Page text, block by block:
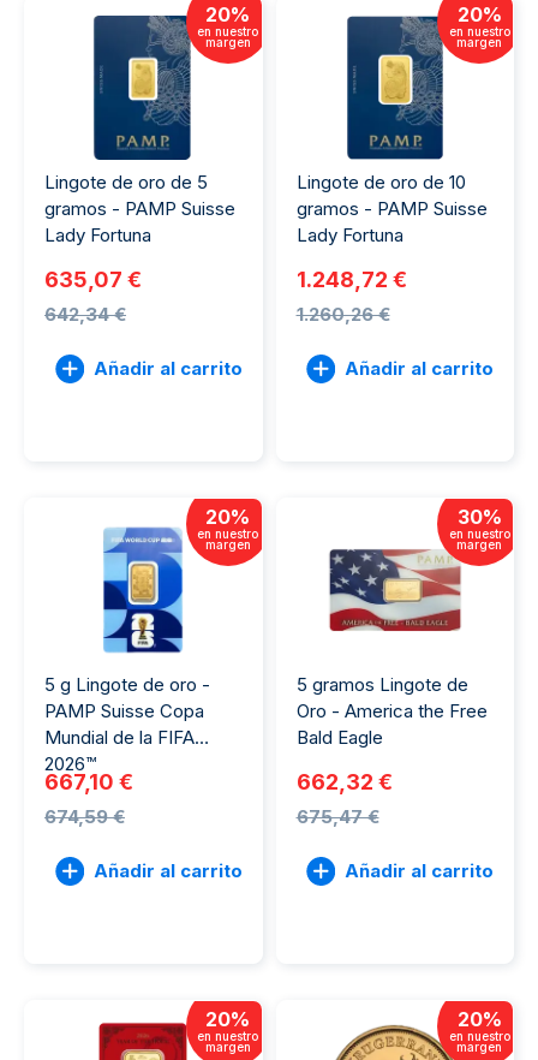
20%
en nuestro
margen
Lingote de oro de 5
gramos - PAMP Suisse
Lady Fortuna
635,07 €
642,34 €
Añadir al carrito
20%
en nuestro
margen
Lingote de oro de 10
gramos - PAMP Suisse
Lady Fortuna
1.248,72 €
1.260,26 €
Añadir al carrito
20%
en nuestro
margen
5 g Lingote de oro -
PAMP Suisse Copa
Mundial de la FIFA
2026™
667,10 €
674,59 €
Añadir al carrito
30%
en nuestro
margen
5 gramos Lingote de
Oro - America the Free
Bald Eagle
662,32 €
675,47 €
Añadir al carrito
20%
en nuestro
margen
20%
en nuestro
margen